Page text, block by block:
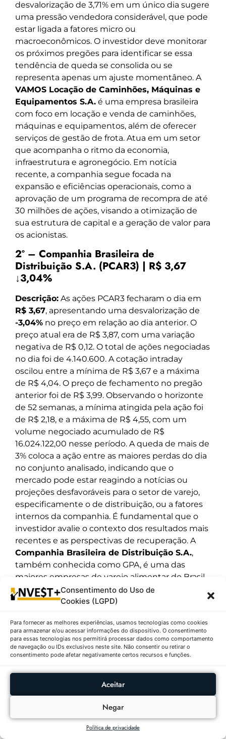
Consentimento do Uso de
Cookies (LGPD)
Para fornecer as melhores experiências, usamos tecnologias como cookies
para armazenar e/ou acessar informações do dispositivo. O consentimento
para essas tecnologias nos permitirá processar dados como comportamento
de navegação ou IDs exclusivos neste site. Não consentir ou retirar o
consentimento pode afetar negativamente certos recursos e funções.
Aceitar
Negar
Política de privacidade
desvalorização de 3,71% em um único dia sugere
uma pressão vendedora considerável, que pode
estar ligada a fatores micro ou
macroeconômicos. O investidor deve monitorar
os próximos pregões para identificar se essa
tendência de queda se consolida ou se
representa apenas um ajuste momentâneo. A
VAMOS Locação de Caminhões, Máquinas e
Equipamentos S.A. é uma empresa brasileira
com foco em locação e venda de caminhões,
máquinas e equipamentos, além de oferecer
serviços de gestão de frota. Atua em um setor
que acompanha o ritmo da economia,
infraestrutura e agronegócio. Em notícia
recente, a companhia segue focada na
expansão e eficiências operacionais, como a
aprovação de um programa de recompra de até
30 milhões de ações, visando a otimização de
sua estrutura de capital e a geração de valor para
os acionistas.
2º – Companhia Brasileira de
Distribuição S.A. (PCAR3) | R$ 3,67
↓3,04%
Descrição: As ações PCAR3 fecharam o dia em
R$ 3,67, apresentando uma desvalorização de
-3,04% no preço em relação ao dia anterior. O
preço atual era de R$ 3,87, com uma variação
negativa de R$ 0,12. O total de ações negociadas
no dia foi de 4.140.600. A cotação intraday
oscilou entre a mínima de R$ 3,67 e a máxima
de R$ 4,04. O preço de fechamento no pregão
anterior foi de R$ 3,99. Observando o horizonte
de 52 semanas, a mínima atingida pela ação foi
de R$ 2,18, e a máxima de R$ 4,55, com um
volume negociado acumulado de R$
16.024.122,00 nesse período. A queda de mais de
3% coloca a ação entre as maiores perdas do dia
no conjunto analisado, indicando que o
mercado pode estar reagindo a notícias ou
projeções desfavoráveis para o setor de varejo,
especificamente o de distribuição, ou a fatores
internos da companhia. É fundamental que o
investidor avalie o contexto dos resultados mais
recentes e as perspectivas de recuperação. A
Companhia Brasileira de Distribuição S.A.,
também conhecida como GPA, é uma das
maiores empresas de varejo alimentar do Brasil,
operando diversas bandeiras de supermercados,
hipermercados e atacarejos, como o Pão de
Sendas (Assaí). A empresa tem passado por
reestruturações em suas operações. Em notícias
do mercado, o GPA anunciou um empréstimo
de €75 milhões, com o objetivo de alongar
dívidas e fortalecer seu caixa, em um
movimento para melhorar sua saúde financeira.
3º – Automobil Participações S.A.
(AMOB3) | R$ 14,14 ↓2,62%